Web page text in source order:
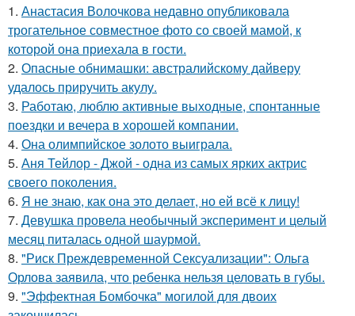
1. Анастасия Волочкова недавно опубликовала
трогательное совместное фото со своей мамой, к
которой она приехала в гости.
2. Опасные обнимашки: австралийскому дайверу
удалось приручить акулу.
3. Работаю, люблю активные выходные, спонтанные
поездки и вечера в хорошей компании.
4. Она олимпийское золото выиграла.
5. Аня Тейлор - Джой - одна из самых ярких актрис
своего поколения.
6. Я не знаю, как она это делает, но ей всё к лицу!
7. Девушка провела необычный эксперимент и целый
месяц питалась одной шаурмой.
8. "Риск Преждевременной Сексуализации": Ольга
Орлова заявила, что ребенка нельзя целовать в губы.
9. "Эффектная Бомбочка" могилой для двоих